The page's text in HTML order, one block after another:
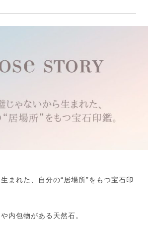
まれた、自分の“居場所”をもつ宝石印
内包物がある天然石。